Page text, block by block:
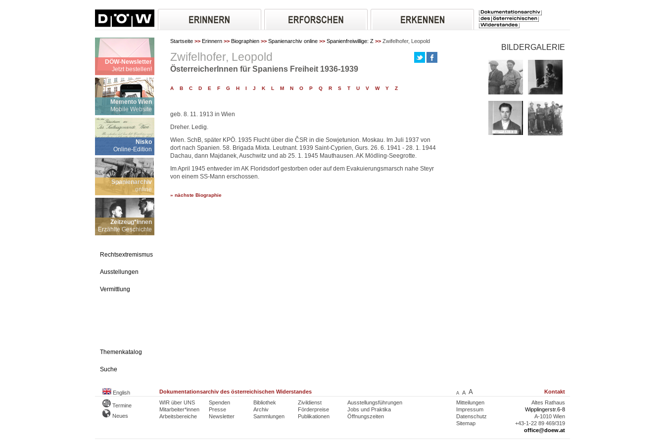
DÖW-Newsletter
Jetzt bestellen!
Memento Wien
Mobile Website
Nisko
Online-Edition
Spanienarchiv
online
Zeitzeug*innen
Erzählte Geschichte
Rechtsextremismus
Ausstellungen
Vermittlung
Themenkatalog
Suche
Startseite >> Erinnern >> Biographien >> Spanienarchiv online >> Spanienfreiwillige: Z >> Zwifelhofer, Leopold
Zwifelhofer, Leopold
ÖsterreicherInnen für Spaniens Freiheit 1936-1939
A B C D E F G H I J K L M N O P Q R S T U V W Y Z
geb. 8. 11. 1913 in Wien
Dreher. Ledig.
Wien. SchB, später KPÖ. 1935 Flucht über die ČSR in die Sowjetunion. Moskau. Im Juli 1937 von
dort nach Spanien. 58. Brigada Mixta. Leutnant. 1939 Saint-Cyprien, Gurs. 26. 6. 1941 - 28. 1. 1944
Dachau, dann Majdanek, Auschwitz und ab 25. 1. 1945 Mauthausen. AK Mödling-Seegrotte.
Im April 1945 entweder im AK Floridsdorf gestorben oder auf dem Evakuierungsmarsch nahe Steyr
von einem SS-Mann erschossen.
» nächste Biographie
BILDERGALERIE
English Dokumentationsarchiv des österreichischen Widerstandes A A A Kontakt
Termine
Neues
WIR über UNS
Mitarbeiter*innen
Arbeitsbereiche
Spenden
Presse
Newsletter
Bibliothek
Archiv
Sammlungen
Zivildienst
Förderpreise
Publikationen
Ausstellungsführungen
Jobs und Praktika
Öffnungszeiten
Mitteilungen
Impressum
Datenschutz
Sitemap
Altes Rathaus
Wipplingerstr.6-8
A-1010 Wien
+43-1-22 89 469/319
office@doew.at